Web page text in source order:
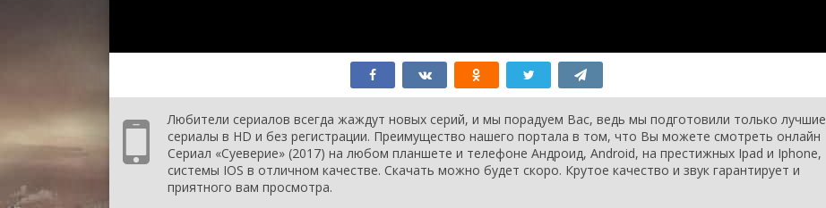
Любители сериалов всегда жаждут новых серий, и мы порадуем Вас, ведь мы подготовили только лучшие
сериалы в HD и без регистрации. Преимущество нашего портала в том, что Вы можете смотреть онлайн
Сериал «Суеверие» (2017) на любом планшете и телефоне Андроид, Android, на престижных Ipad и Iphone,
системы IOS в отличном качестве. Скачать можно будет скоро. Крутое качество и звук гарантирует и
приятного вам просмотра.